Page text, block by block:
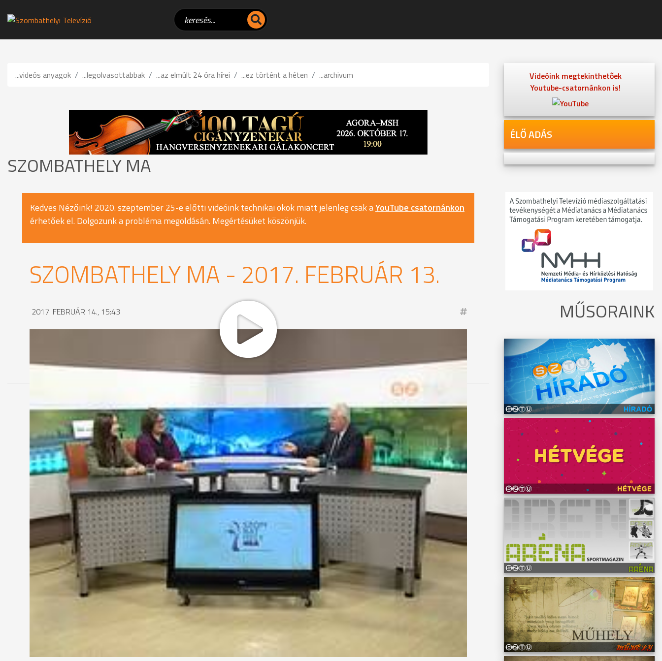
...videós anyagok ...legolvasottabbak ...az elmúlt 24 óra hírei ...ez történt a héten ...archivum
SZOMBATHELY MA
Kedves Nézőink! 2020. szeptember 25-e előtti videóink technikai okok miatt jelenleg csak aYouTube csatornánkon
érhetőek el. Dolgozunk a probléma megoldásán. Megértésüket köszönjük.
SZOMBATHELY MA - 2017. FEBRUÁR 13.
2017. FEBRUÁR 14., 15:43
Videóink megtekinthetőek
Youtube-csatornánkon is!
ÉLŐ ADÁS
MŰSORAINK